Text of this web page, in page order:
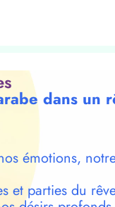
dans un
émotions,
et parties du